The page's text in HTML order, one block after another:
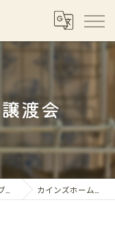
渡会
グ カインズホーム譲渡会